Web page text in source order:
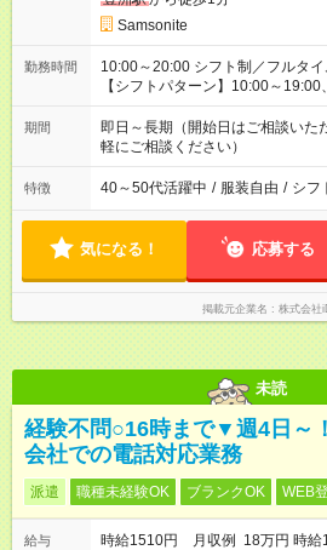
Samsonite
勤務時間
10:00～20:00 シフト制／フルタイム（実働7.5h＋休憩1.5h）
【シフトパターン】10:00～
期間
即日～長期（開始日はご相談いた
軽にご相談ください）
特徴 40～50代活躍中 / 服装自由 / シフ
気になる！ 応募する
掲載元企業名 株式会社
未読
経験不問○16時まで▼週4日～
会社での電話対応業務
派遣 職種未経験OK ブランクOK WEB
給与
時給1510円 月収例 18万円 時給